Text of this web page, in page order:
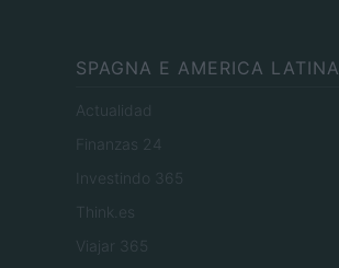
SPAGNA E AMERICA LATINA
Actualidad
Finanzas 24
Investindo 365
Think.es
Viajar 365